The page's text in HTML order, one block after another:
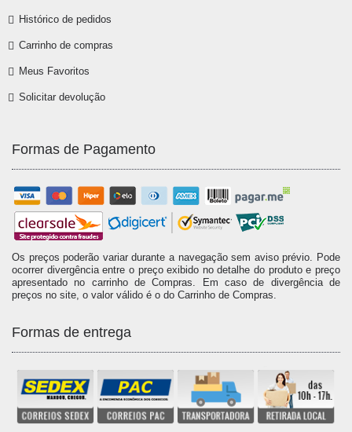
Histórico de pedidos
Carrinho de compras
Meus Favoritos
Solicitar devolução
Formas de Pagamento
Os preços poderão variar durante a navegação sem aviso prévio. Pode
ocorrer divergência entre o preço exibido no detalhe do produto e preço
apresentado no carrinho de Compras. Em caso de divergência de
preços no site, o valor válido é o do Carrinho de Compras.
Formas de entrega